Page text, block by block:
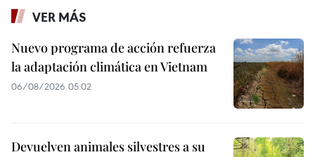
VER MÁS
Nuevo programa de acción refuerza
la adaptación climática en Vietnam
06/08/2026 05:02
Devuelven animales silvestres a su